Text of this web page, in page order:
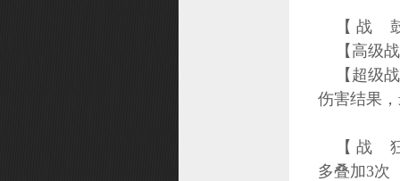
【 战 鼓
【高级战
【超级战
伤害结果
【 战 狂
多叠加3次